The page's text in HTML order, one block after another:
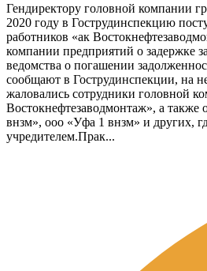
Гендиректору головной компании
2020 году в Гострудинспекцию
работников «ак
компании предприятий о задержке
ведомства о погашении
сообщают в Гострудинспекции, на
жаловались сотрудники головной
Востокнефтезаводмонтаж», а также
внзм», ооо «Уфа 1 внзм» и других,
учредителем.Прак...